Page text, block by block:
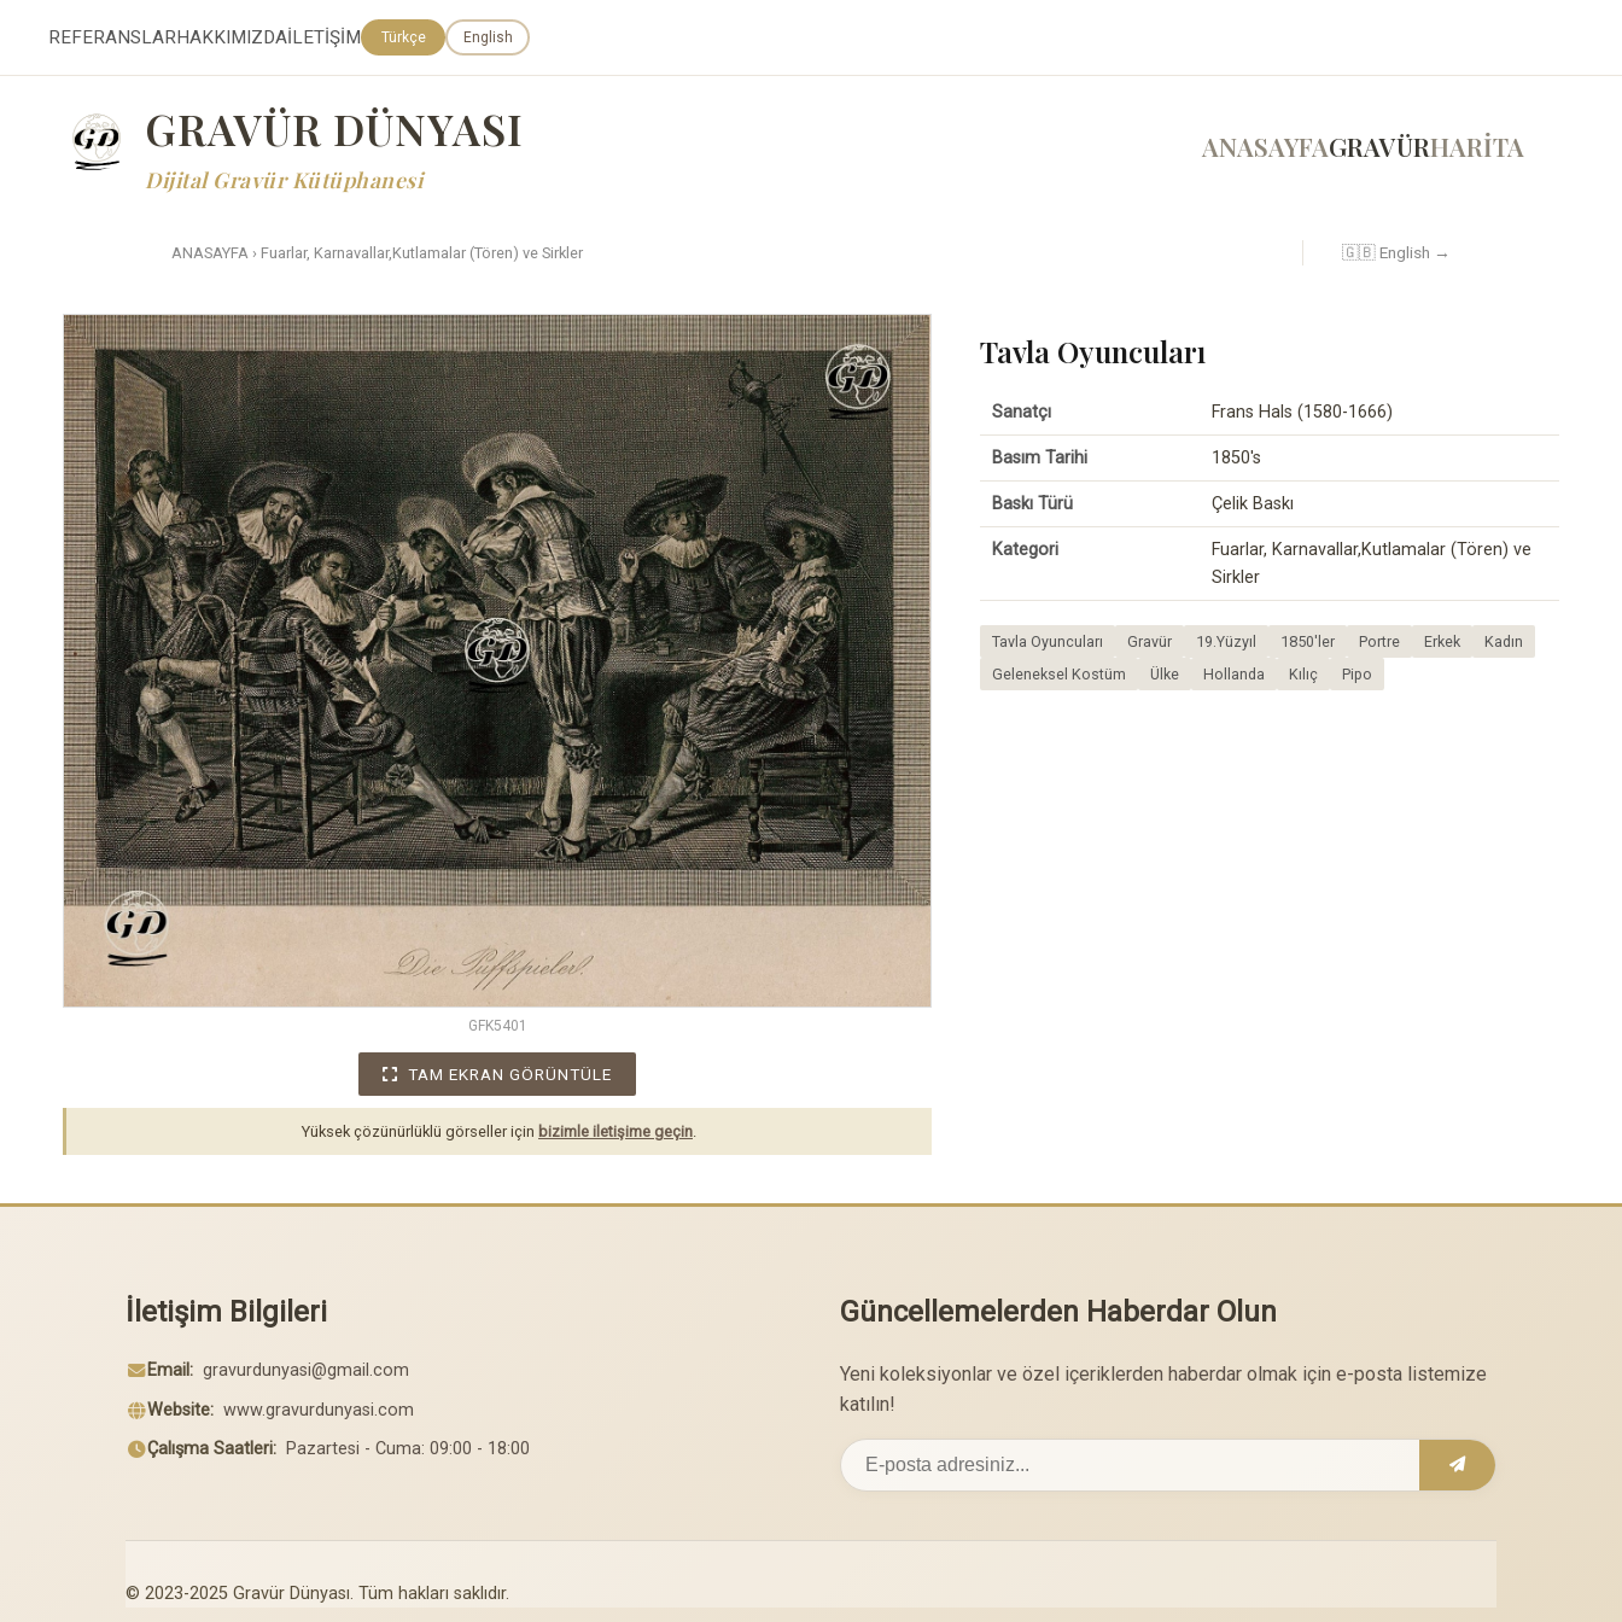
REFERANSLARHAKKIMIZDAİLETİŞİM Türkçe English
GRAVÜR DÜNYASI
Dijital Gravür Kütüphanesi
ANASAYFAGRAVÜRHARİTA
ANASAYFA › Fuarlar, Karnavallar,Kutlamalar (Tören) ve Sirkler 🇬🇧 English →
GFK5401
TAM EKRAN GÖRÜNTÜLE
Yüksek çözünürlüklü görseller için bizimle iletişime geçin.
Tavla Oyuncuları
Sanatçı Frans Hals (1580-1666)
Basım Tarihi 1850's
Baskı Türü Çelik Baskı
Kategori
Fuarlar, Karnavallar,Kutlamalar (Tören) ve
Sirkler
Tavla Oyuncuları Gravür 19.Yüzyıl 1850'ler Portre Erkek
Kadın
Geleneksel Kostüm
Ülke Hollanda Kılıç Pipo
İletişim Bilgileri
Email: gravurdunyasi@gmail.com
Website: www.gravurdunyasi.com
Çalışma Saatleri: Pazartesi - Cuma: 09:00 - 18:00
Güncellemelerden Haberdar Olun
Yeni koleksiyonlar ve özel içeriklerden haberdar olmak için e-posta listemize
katılın!
© 2023-2025 Gravür Dünyası. Tüm hakları saklıdır.